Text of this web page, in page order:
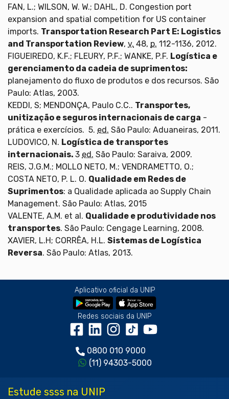
FAN, L.; WILSON, W. W.; DAHL, D. Congestion port
expansion and spatial competition for US container
imports. Transportation Research Part E: Logistics
and Transportation Review, v. 48, p. 112-1136, 2012.
FIGUEIREDO, K.F.; FLEURY, P.F.; WANKE, P.F. Logística e
gerenciamento da cadeia de suprimentos:
planejamento do fluxo de produtos e dos recursos. São
Paulo: Atlas, 2003.
KEDDI, S; MENDONÇA, Paulo C.C.. Transportes,
unitização e seguros internacionais de carga -
prática e exercícios. 5. ed. São Paulo: Aduaneiras, 2011.
LUDOVICO, N. Logística de transportes
internacionais. 3 ed. São Paulo: Saraiva, 2009.
REIS, J.G.M.; MOLLO NETO, M.; VENDRAMETTO, O.;
COSTA NETO, P. L. O. Qualidade em Redes de
Suprimentos: a Qualidade aplicada ao Supply Chain
Management. São Paulo: Atlas, 2015
VALENTE, A.M. et al. Qualidade e produtividade nos
transportes. São Paulo: Cengage Learning, 2008.
XAVIER, L.H; CORRÊA, H.L. Sistemas de Logística
Reversa. São Paulo: Atlas, 2013.
Aplicativo oficial da UNIP
Redes sociais da UNIP
0800 010 9000
(11) 94303-5000
Estude ssss na UNIP